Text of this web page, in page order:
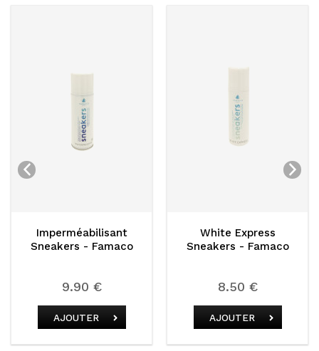
Imperméabilisant
Sneakers - Famaco
9.90 €
AJOUTER
White Express
Sneakers - Famaco
8.50 €
AJOUTER